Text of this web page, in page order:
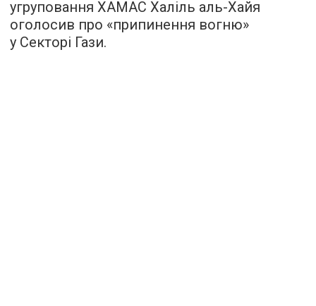
угруповання ХАМАС Халіль аль-Хайя
оголосив про «припинення вогню»
у Секторі Гази.